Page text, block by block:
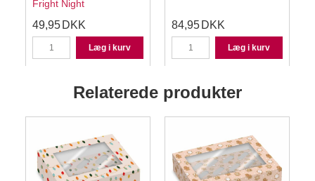
Fright Night
49,95 DKK
Læg i kurv
84,95 DKK
Læg i kurv
Relaterede produkter